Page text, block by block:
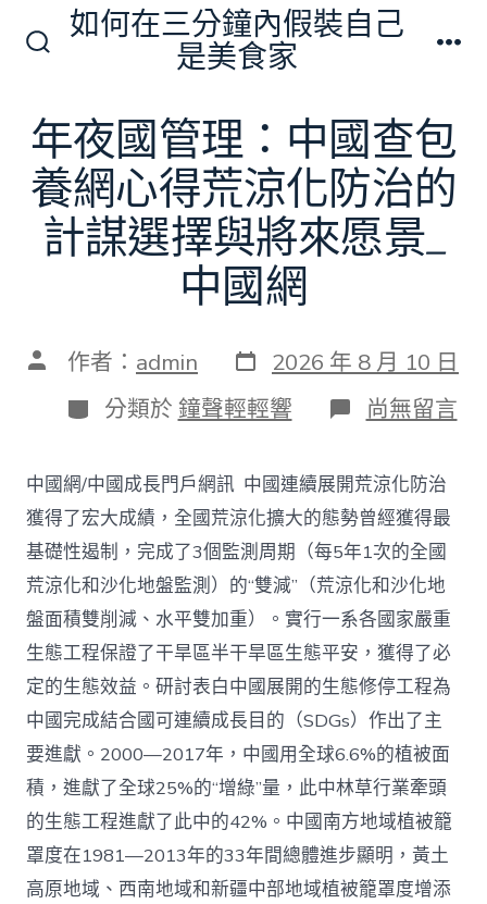
切
換
開
關
如何在三分鐘內假裝自己
是美食家
年夜國管理：中國查包
養網心得荒涼化防治的
計謀選擇與將來愿景_
中國網
文 作者： admin 發
表
日
期
2026 年 8 月 10 日
分
類
分類於 鐘聲輕輕響 在
〈年
國
管
理：
中
國
查
包
養
網
心
得
荒
涼
化
防
治
的
計
謀
選
尚無留言
中國網/中國成長門戶網訊 中國連續展開荒涼化防治
獲得了宏大成績，全國荒涼化擴大的態勢曾經獲得最
基礎性遏制，完成了3個監測周期（每5年1次的全國
荒涼化和沙化地盤監測）的“雙減”（荒涼化和沙化地
盤面積雙削減、水平雙加重）。實行一系各國家嚴重
生態工程保證了干旱區半干旱區生態平安，獲得了必
定的生態效益。研討表白中國展開的生態修停工程為
中國完成結合國可連續成長目的（SDGs）作出了主
要進獻。2000—2017年，中國用全球6.6%的植被面
積，進獻了全球25%的“增綠”量，此中林草行業牽頭
的生態工程進獻了此中的42%。中國南方地域植被籠
罩度在1981—2013年的33年間總體進步顯明，黃土
高原地域、西南地域和新疆中部地域植被籠罩度增添